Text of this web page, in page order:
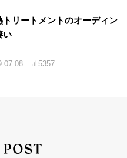
トリートメントのオーディン
い
5357